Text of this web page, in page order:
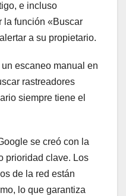
e incluso
la función «Buscar
a su propietario.
escaneo manual en
rastreadores
siempre tiene el
se creó con la
prioridad clave. Los
de la red están
lo que garantiza